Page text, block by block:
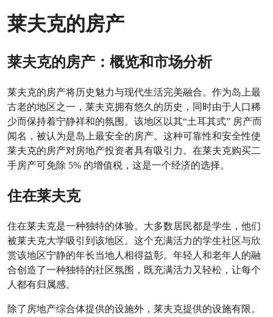
莱夫克的房产
莱夫克的房产：概览和市场分析
莱夫克的房产将历史魅力与现代生活完美融合。作为岛上最
古老的地区之一，莱夫克拥有悠久的历史，同时由于人口稀
少而保持着宁静祥和的氛围。该地区以其“土耳其式” 房产而
闻名，被认为是岛上最安全的房产。这种可靠性和安全性使
莱夫克的房产对房地产投资者具有吸引力。在莱夫克购买二
手房产可免除 5% 的增值税，这是一个经济的选择。
住在莱夫克
住在莱夫克是一种独特的体验。大多数居民都是学生，他们
被莱夫克大学吸引到该地区。这个充满活力的学生社区与欣
赏该地区宁静的年长当地人相得益彰。年轻人和老年人的融
合创造了一种独特的社区氛围，既充满活力又轻松，让每个
人都有归属感。
除了房地产综合体提供的设施外，莱夫克提供的设施有限。